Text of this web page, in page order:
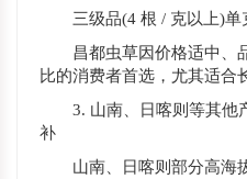
三级品(4 根 / 克以上)单
昌都虫草因价格适中、
比的消费者首选，尤其适合
3. 山南、日喀则等其他
补
山南、日喀则部分高海